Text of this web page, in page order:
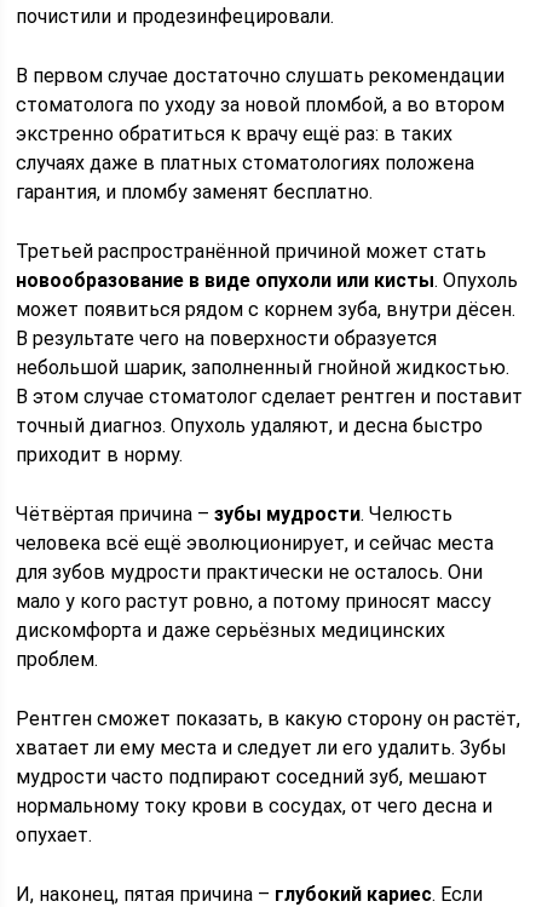
почистили и продезинфецировали.
В первом случае достаточно слушать рекомендации
стоматолога по уходу за новой пломбой, а во втором
экстренно обратиться к врачу ещё раз: в таких
случаях даже в платных стоматологиях положена
гарантия, и пломбу заменят бесплатно.
Третьей распространённой причиной может стать
новообразование в виде опухоли или кисты. Опухоль
может появиться рядом с корнем зуба, внутри дёсен.
В результате чего на поверхности образуется
небольшой шарик, заполненный гнойной жидкостью.
В этом случае стоматолог сделает рентген и поставит
точный диагноз. Опухоль удаляют, и десна быстро
приходит в норму.
Чётвёртая причина –зубы мудрости. Челюсть
человека всё ещё эволюционирует, и сейчас места
для зубов мудрости практически не осталось. Они
мало у кого растут ровно, а потому приносят массу
дискомфорта и даже серьёзных медицинских
проблем.
Рентген сможет показать, в какую сторону он растёт,
хватает ли ему места и следует ли его удалить. Зубы
мудрости часто подпирают соседний зуб, мешают
нормальному току крови в сосудах, от чего десна и
опухает.
И, наконец, пятая причина – глубокий кариес. Если